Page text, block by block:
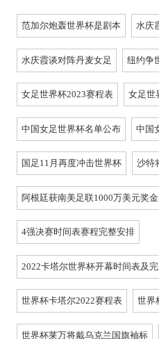
范加尔炮轰世界杯是剧本 水庆
水庆霞谈对阵丹麦女足 纽约争
女足世界杯2023赛程表 女足世
中国女足世界杯名单公布 中国
国足11月再度冲击世界杯 沙特
阿根廷获南美足联1000万美元奖金
4强决赛时间表赛程完整安排
2022卡塔尔世界杯开幕时间表及
世界杯卡塔尔2022赛程表 世界
世界杯莱万将戴乌克兰国旗袖标